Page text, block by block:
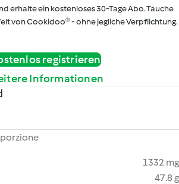
erhalte ein kostenloses 30-Tage Abo. Tauche
von Cookidoo® - ohne jegliche Verpflichtung.
registrieren
Informationen
1332 mg
47.8 g